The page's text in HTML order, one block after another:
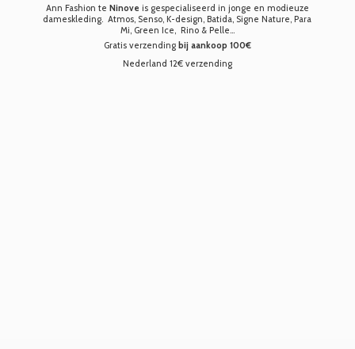
Ann Fashion te Ninove is gespecialiseerd in jonge en modieuze
dameskleding. Atmos, Senso, K-design, Batida, Signe Nature, Para
Mi, Green Ice, Rino & Pelle...
Gratis verzending bij aankoop 100€
Nederland 12€ verzending